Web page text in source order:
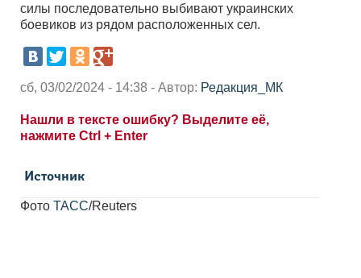
силы последовательно выбивают украинских
боевиков из рядом расположенных сел.
сб, 03/02/2024 - 14:38 - Автор: Редакция_МК
Нашли в тексте ошибку? Выделите её,
нажмите Ctrl + Enter
Источник
Фото ТАСС/Reuters